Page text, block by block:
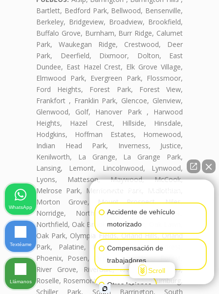
Bartlett, Bedford Park, Bellwood, Bensenville,
Berkeley, Bridgeview, Broadview, Brookfield,
Buffalo Grove, Burnham, Burr Ridge, Calumet
Park, Waukegan Ridge, Crestwood, Deer
Park, Deerfield, Dixmoor, Dolton, East
Dundee, East Hazel Crest, Elk Grove Village,
Elmwood Park, Evergreen Park, Flossmoor,
Ford Heights, Forest Park, Forest View,
Frankfort , Franklin Park, Glencoe, Glenview,
Glenwood, Golf, Hanover Park , Harwood
Heights, Hazel Crest, Hillside, Hinsdale,
Hodgkins, Hoffman Estates, Homewood,
Indian Head Park, Inverness, Justice,
Kenilworth, La Grange, La Grange Park,
Lansing, Lemont, Lincolnwood, Lynwood,
Lyons, Matteson, Maywood, McCook,
Melrose Park, Merrionette Park, Midlothian,
Morton Grove, Mount Prospect, Niles,
Norridge, North Riverside, Northbrook,
Northfield, Oak Brook, Oak Forest, Oak Lawn,
Oak Park, Olympia Fields, Orland Hills, Orland
Park, Palatine, Palos Park, Park Forest,
Phoenix, Posen, Richton Park, River Forest,
River Grove, Riverdale, Riverside, Robbins,
Roselle, Rosemont, Sauk Village, Schaumburg,
Schiller Park, South Barrington, South
Accidente de vehículo
motorizado
Compensación de
trabajadores
Otras lesiones
Scroll
WhatsApp
Textéame
Llámanos